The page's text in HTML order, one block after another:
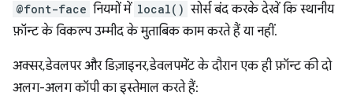
@font-face नियमों में local() सोर्स बंद करके देखें कि स्थानीय
फ़ॉन्ट के विकल्प उम्मीद के मुताबिक काम करते हैं या नहीं.
अक्सर, डेवलपर और डिज़ाइनर, डेवलपमेंट के दौरान एक ही फ़ॉन्ट की दो
अलग-अलग कॉपी का इस्तेमाल करते हैं: